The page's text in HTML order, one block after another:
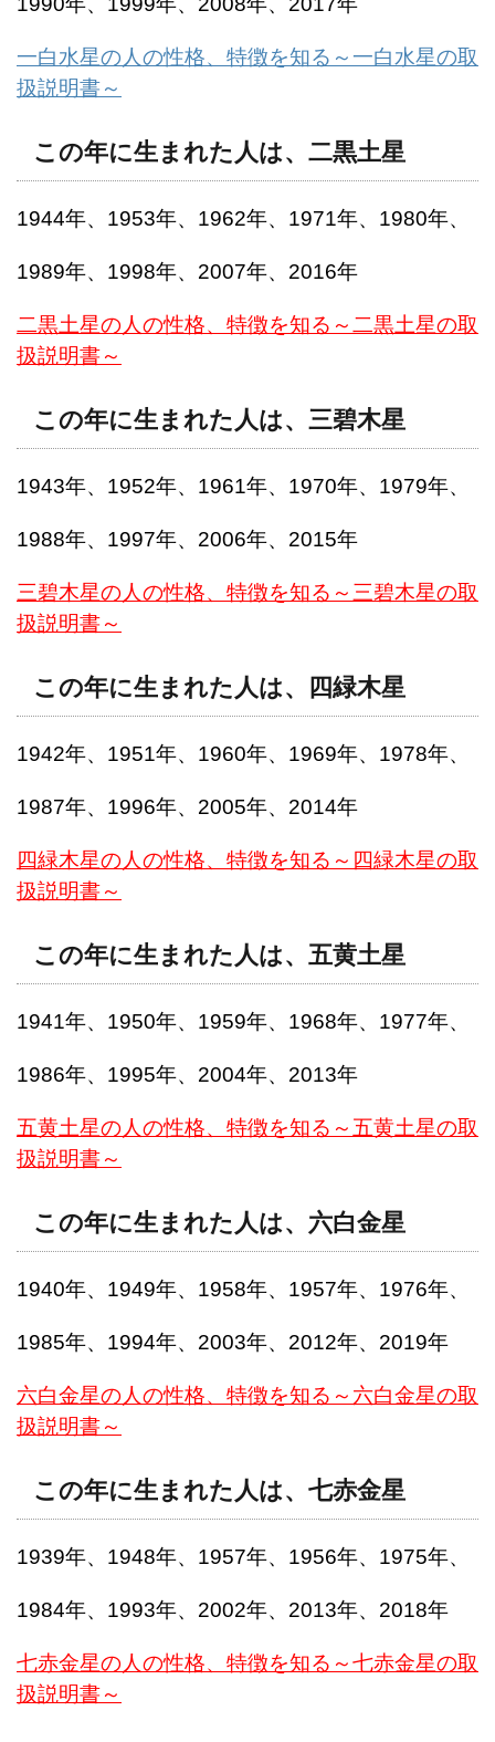
一白水星の人の性格、特徴を知る～一白水星の取
扱説明書～
この年に生まれた人は、二黒土星
1944年、1953年、1962年、1971年、1980年、
1989年、1998年、2007年、2016年
二黒土星の人の性格、特徴を知る～二黒土星の取
扱説明書～
この年に生まれた人は、三碧木星
1943年、1952年、1961年、1970年、1979年、
1988年、1997年、2006年、2015年
三碧木星の人の性格、特徴を知る～三碧木星の取
扱説明書～
この年に生まれた人は、四緑木星
1942年、1951年、1960年、1969年、1978年、
1987年、1996年、2005年、2014年
四緑木星の人の性格、特徴を知る～四緑木星の取
扱説明書～
この年に生まれた人は、五黄土星
1941年、1950年、1959年、1968年、1977年、
1986年、1995年、2004年、2013年
五黄土星の人の性格、特徴を知る～五黄土星の取
扱説明書～
この年に生まれた人は、六白金星
1940年、1949年、1958年、1957年、1976年、
1985年、1994年、2003年、2012年、2019年
六白金星の人の性格、特徴を知る～六白金星の取
扱説明書～
この年に生まれた人は、七赤金星
1939年、1948年、1957年、1956年、1975年、
1984年、1993年、2002年、2013年、2018年
七赤金星の人の性格、特徴を知る～七赤金星の取
扱説明書～